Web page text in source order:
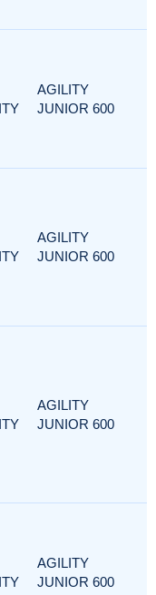
AGILITY
JUNIOR 600
AGILITY
JUNIOR 600
AGILITY
JUNIOR 600
AGILITY
JUNIOR 600